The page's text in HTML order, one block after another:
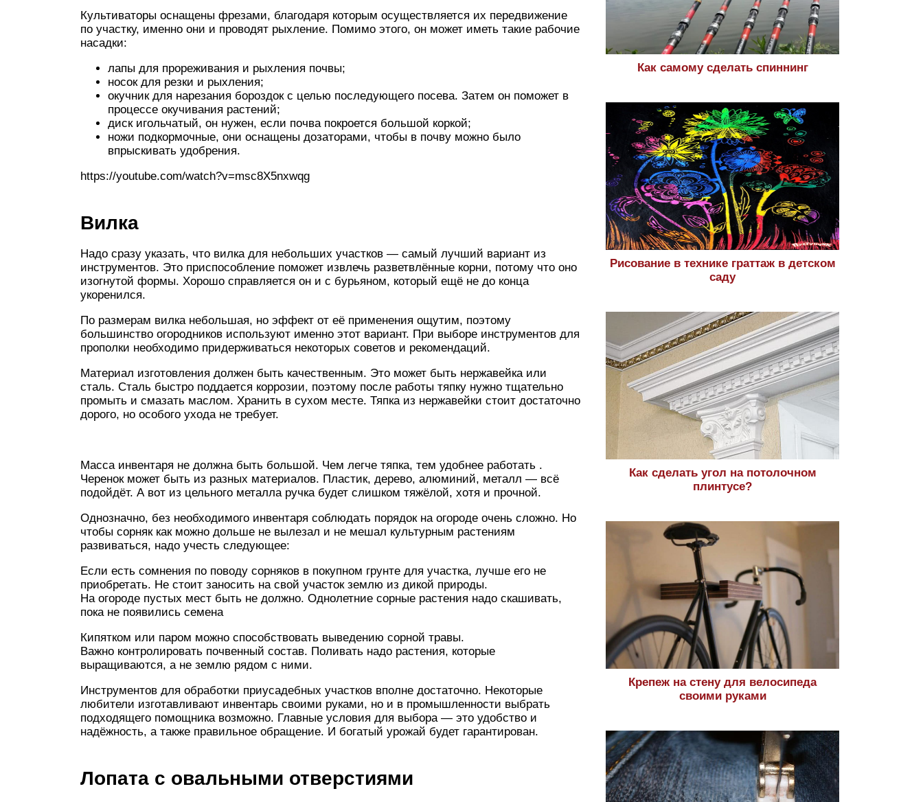
Культиваторы оснащены фрезами, благодаря которым осуществляется их передвижение
по участку, именно они и проводят рыхление. Помимо этого, он может иметь такие рабочие
насадки:
лапы для прореживания и рыхления почвы;
носок для резки и рыхления;
окучник для нарезания бороздок с целью последующего посева. Затем он поможет в
процессе окучивания растений;
диск игольчатый, он нужен, если почва покроется большой коркой;
ножи подкормочные, они оснащены дозаторами, чтобы в почву можно было
впрыскивать удобрения.
https://youtube.com/watch?v=msc8X5nxwqg
Вилка
Надо сразу указать, что вилка для небольших участков — самый лучший вариант из
инструментов. Это приспособление поможет извлечь разветвлённые корни, потому что оно
изогнутой формы. Хорошо справляется он и с бурьяном, который ещё не до конца
укоренился.
По размерам вилка небольшая, но эффект от её применения ощутим, поэтому
большинство огородников используют именно этот вариант. При выборе инструментов для
прополки необходимо придерживаться некоторых советов и рекомендаций.
Материал изготовления должен быть качественным. Это может быть нержавейка или
сталь. Сталь быстро поддается коррозии, поэтому после работы тяпку нужно тщательно
промыть и смазать маслом. Хранить в сухом месте. Тяпка из нержавейки стоит достаточно
дорого, но особого ухода не требует.
Масса инвентаря не должна быть большой. Чем легче тяпка, тем удобнее работать .
Черенок может быть из разных материалов. Пластик, дерево, алюминий, металл — всё
подойдёт. А вот из цельного металла ручка будет слишком тяжёлой, хотя и прочной.
Однозначно, без необходимого инвентаря соблюдать порядок на огороде очень сложно. Но
чтобы сорняк как можно дольше не вылезал и не мешал культурным растениям
развиваться, надо учесть следующее:
Если есть сомнения по поводу сорняков в покупном грунте для участка, лучше его не
приобретать. Не стоит заносить на свой участок землю из дикой природы.
На огороде пустых мест быть не должно. Однолетние сорные растения надо скашивать,
пока не появились семена
Кипятком или паром можно способствовать выведению сорной травы.
Важно контролировать почвенный состав. Поливать надо растения, которые
выращиваются, а не землю рядом с ними.
Инструментов для обработки приусадебных участков вполне достаточно. Некоторые
любители изготавливают инвентарь своими руками, но и в промышленности выбрать
подходящего помощника возможно. Главные условия для выбора — это удобство и
надёжность, а также правильное обращение. И богатый урожай будет гарантирован.
Лопата с овальными отверстиями
Как самому сделать спиннинг
Рисование в технике граттаж в детском
саду
Как сделать угол на потолочном
плинтусе?
Крепеж на стену для велосипеда
своими руками